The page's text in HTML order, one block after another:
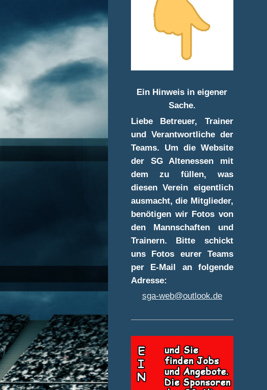
Ein Hinweis in eigener
Sache.
Liebe Betreuer, Trainer
und Verantwortliche der
Teams. Um die Website
der SG Altenessen mit
dem zu füllen, was
diesen Verein eigentlich
ausmacht, die Mitglieder,
benötigen wir Fotos von
den Mannschaften und
Trainern. Bitte schickt
uns Fotos eurer Teams
per E-Mail an folgende
Adresse:
sga-web@outlook.de